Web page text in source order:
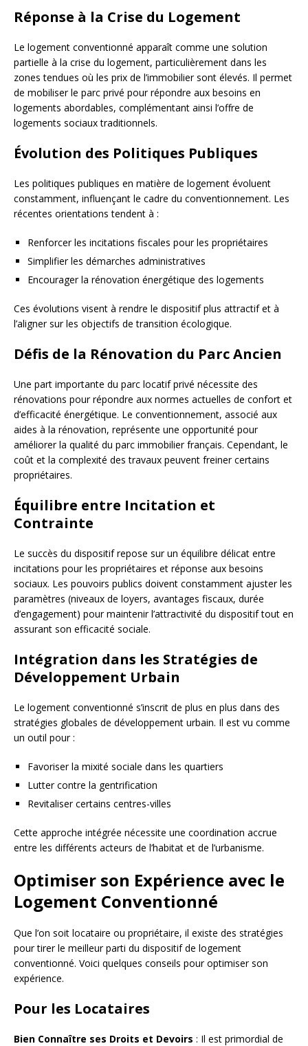
Réponse à la Crise du Logement
Le logement conventionné apparaît comme une solution
partielle à la crise du logement, particulièrement dans les
zones tendues où les prix de l’immobilier sont élevés. Il permet
de mobiliser le parc privé pour répondre aux besoins en
logements abordables, complémentant ainsi l’offre de
logements sociaux traditionnels.
Évolution des Politiques Publiques
Les politiques publiques en matière de logement évoluent
constamment, influençant le cadre du conventionnement. Les
récentes orientations tendent à :
Renforcer les incitations fiscales pour les propriétaires
Simplifier les démarches administratives
Encourager la rénovation énergétique des logements
Ces évolutions visent à rendre le dispositif plus attractif et à
l’aligner sur les objectifs de transition écologique.
Défis de la Rénovation du Parc Ancien
Une part importante du parc locatif privé nécessite des
rénovations pour répondre aux normes actuelles de confort et
d’efficacité énergétique. Le conventionnement, associé aux
aides à la rénovation, représente une opportunité pour
améliorer la qualité du parc immobilier français. Cependant, le
coût et la complexité des travaux peuvent freiner certains
propriétaires.
Équilibre entre Incitation et
Contrainte
Le succès du dispositif repose sur un équilibre délicat entre
incitations pour les propriétaires et réponse aux besoins
sociaux. Les pouvoirs publics doivent constamment ajuster les
paramètres (niveaux de loyers, avantages fiscaux, durée
d’engagement) pour maintenir l’attractivité du dispositif tout en
assurant son efficacité sociale.
Intégration dans les Stratégies de
Développement Urbain
Le logement conventionné s’inscrit de plus en plus dans des
stratégies globales de développement urbain. Il est vu comme
un outil pour :
Favoriser la mixité sociale dans les quartiers
Lutter contre la gentrification
Revitaliser certains centres-villes
Cette approche intégrée nécessite une coordination accrue
entre les différents acteurs de l’habitat et de l’urbanisme.
Optimiser son Expérience avec le
Logement Conventionné
Que l’on soit locataire ou propriétaire, il existe des stratégies
pour tirer le meilleur parti du dispositif de logement
conventionné. Voici quelques conseils pour optimiser son
expérience.
Pour les Locataires
Bien Connaître ses Droits et Devoirs : Il est primordial de